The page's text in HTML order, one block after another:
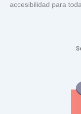
accesibilidad para